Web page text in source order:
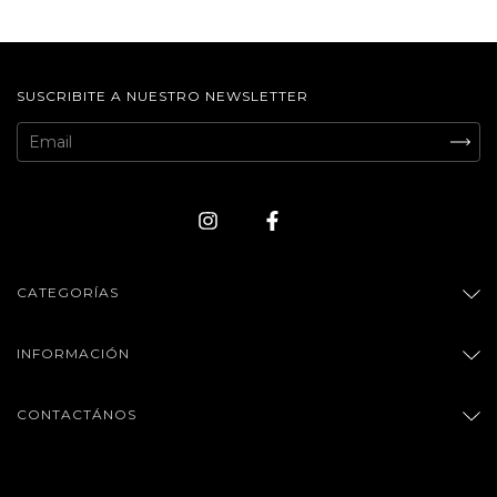
SUSCRIBITE A NUESTRO NEWSLETTER
CATEGORÍAS
INFORMACIÓN
CONTACTÁNOS